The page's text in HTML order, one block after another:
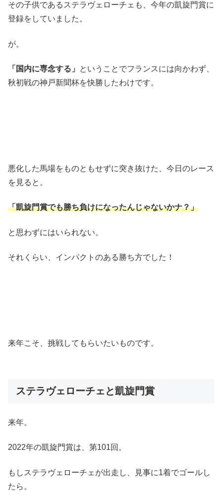
その子供であるステラヴェローチェも、今年の凱旋門賞に
登録をしていました。
が。
「国内に専念する」
ということでフランスには向かわず、
秋初戦の神戸新聞杯を快勝したわけです。
悪化した馬場をものともせずに突き抜けた、今日のレース
を見ると。
「凱旋門賞でも勝ち負けになったんじゃないかナ？」
と思わずにはいられない。
それくらい、インパクトのある勝ち方でした！
来年こそ、挑戦してもらいたいものです。
ステラヴェローチェと凱旋門賞
来年。
2022年の凱旋門賞は、第101回。
もしステラヴェローチェが出走し、見事に1着でゴールし
たら。